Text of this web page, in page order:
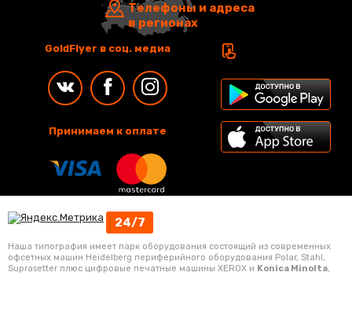
Телефоны и адреса
в регионах
GoldFlyer в соц. медиа
Принимаем к оплате
24/7
Наша типография имеет парк оборудования состоящий из современных
офсетных машин Heidelberg периферийного оборудования Polar, Stahl,
Suprasetter плюс цифровые печатные машины XEROX и Konica Minolta,